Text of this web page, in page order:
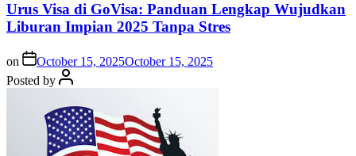
Urus Visa di GoVisa: Panduan Lengkap Wujudkan
Liburan Impian 2025 Tanpa Stres
on October 15, 2025October 15, 2025
Posted by